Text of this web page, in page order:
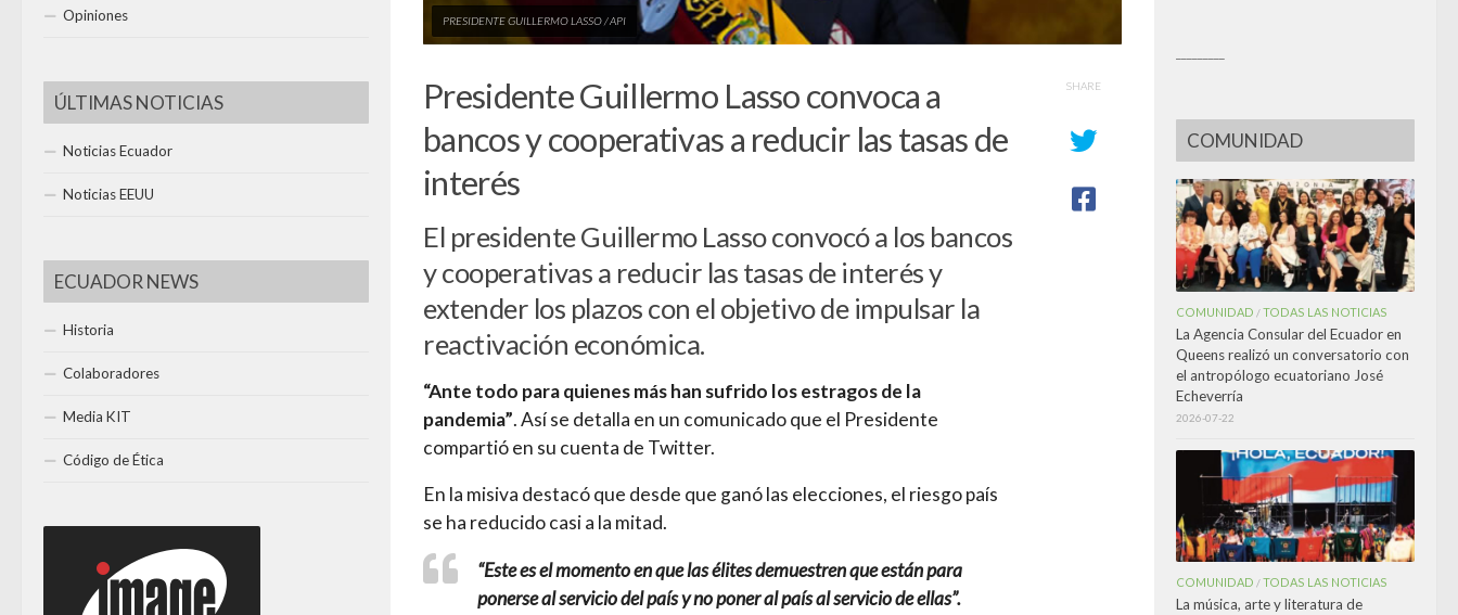
PRESIDENTE GUILLERMO LASSO / API
Presidente Guillermo Lasso convoca a
bancos y cooperativas a reducir las tasas de
interés
El presidente Guillermo Lasso convocó a los bancos
y cooperativas a reducir las tasas de interés y
extender los plazos con el objetivo de impulsar la
reactivación económica.
“Ante todo para quienes más han sufrido los estragos de la
pandemia”. Así se detalla en un comunicado que el Presidente
compartió en su cuenta de Twitter.
En la misiva destacó que desde que ganó las elecciones, el riesgo país
se ha reducido casi a la mitad.
“Este es el momento en que las élites demuestren que están para
ponerse al servicio del país y no poner al país al servicio de ellas”.
SHARE
Opiniones
ÚLTIMAS NOTICIAS
Noticias Ecuador
Noticias EEUU
ECUADOR NEWS
Historia
Colaboradores
Media KIT
Código de Ética
COMUNIDAD
COMUNIDAD /TODAS LAS NOTICIAS
La Agencia Consular del Ecuador en
Queens realizó un conversatorio con
el antropólogo ecuatoriano José
Echeverría
2026-07-22
COMUNIDAD /TODAS LAS NOTICIAS
La música, arte y literatura de